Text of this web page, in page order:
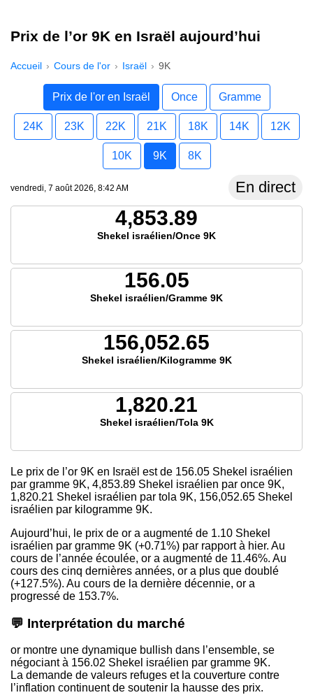
Prix de l’or 9K en Israël aujourd’hui
Accueil Cours de l'or Israël 9K
Prix de l'or en Israël Once Gramme
24K 23K 22K 21K 18K 14K 12K
10K 9K 8K
vendredi, 7 août 2026, 8:42 AM En direct
4,853.89
Shekel israélien/Once 9K
156.05
Shekel israélien/Gramme 9K
156,052.65
Shekel israélien/Kilogramme 9K
1,820.21
Shekel israélien/Tola 9K
Le prix de l’or 9K en Israël est de 156.05 Shekel israélien
par gramme 9K, 4,853.89 Shekel israélien par once 9K,
1,820.21 Shekel israélien par tola 9K, 156,052.65 Shekel
israélien par kilogramme 9K.
Aujourd’hui, le prix de or a augmenté de 1.10 Shekel
israélien par gramme 9K (+0.71%) par rapport à hier. Au
cours de l’année écoulée, or a augmenté de 11.46%. Au
cours des cinq dernières années, or a plus que doublé
(+127.5%). Au cours de la dernière décennie, or a
progressé de 153.7%.
💬 Interprétation du marché
or montre une dynamique bullish dans l’ensemble, se
négociant à 156.02 Shekel israélien par gramme 9K.
La demande de valeurs refuges et la couverture contre
l’inflation continuent de soutenir la hausse des prix.